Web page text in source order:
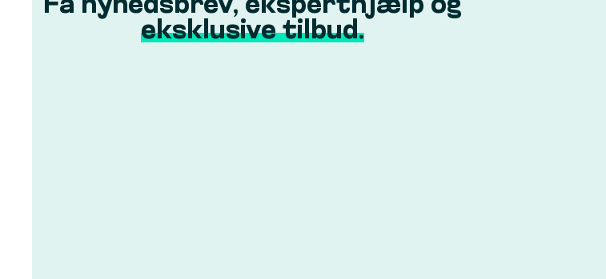
Få nyhedsbrev, eksperthjælp og
eksklusive tilbud.